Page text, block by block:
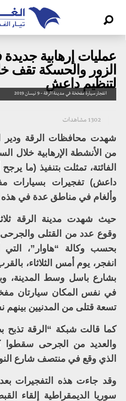
عمليات إرهابية جديدة
الزور والحسكة تقف
لتنظيم داعش
انفجار سيارة مفخخة في مدينة الرقة - 9 نيسان 2019
1302 مشاهدات
شهدت محافظات الرقة ودير
من الأنشطة الإرهابية خلال
الفائتة، تمثلت بتنفيذ (ما يرجح
داعش) تفجيرات بسيارات
وألغام في مناطق عدة في
حيث شهدت مدينة الرقة
وقوع عدد من القتلى
بحسب وكالة “هاوار”،
انفجر، يوم أمس الثلاثاء،
بشارع باسل وسط المدينة،
في نفس المكان سيارتان
تسعة قتلى من المدنيين بينهم
كما قالت شبكة “الرقة تذبح
والعديد من الجرحى سقطوا
الذي وقع في منتصف شارع
وقد جاءت هذه التفجيرات
سوريا الديمقراطية إلقاء